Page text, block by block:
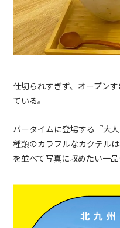
仕切られすぎず、オープン
ている。
バータイムに登場する『大
種類のカラフルなカクテル
を並べて写真に収めたい一